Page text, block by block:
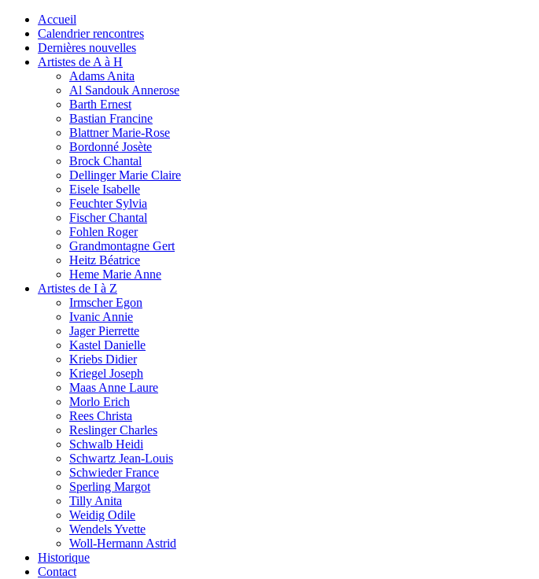
Accueil
Calendrier rencontres
Dernières nouvelles
Artistes de A à H
Adams Anita
Al Sandouk Annerose
Barth Ernest
Bastian Francine
Blattner Marie-Rose
Bordonné Josète
Brock Chantal
Dellinger Marie Claire
Eisele Isabelle
Feuchter Sylvia
Fischer Chantal
Fohlen Roger
Grandmontagne Gert
Heitz Béatrice
Heme Marie Anne
Artistes de I à Z
Irmscher Egon
Ivanic Annie
Jager Pierrette
Kastel Danielle
Kriebs Didier
Kriegel Joseph
Maas Anne Laure
Morlo Erich
Rees Christa
Reslinger Charles
Schwalb Heidi
Schwartz Jean-Louis
Schwieder France
Sperling Margot
Tilly Anita
Weidig Odile
Wendels Yvette
Woll-Hermann Astrid
Historique
Contact